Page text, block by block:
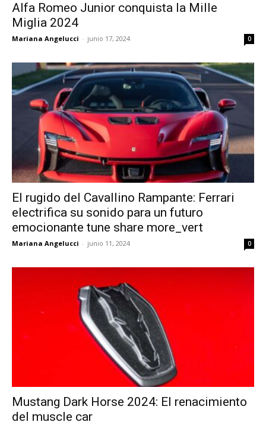
Alfa Romeo Junior conquista la Mille
Miglia 2024
Mariana Angelucci - junio 17, 2024 0
El rugido del Cavallino Rampante: Ferrari
electrifica su sonido para un futuro
emocionante tune share more_vert
Mariana Angelucci - junio 11, 2024 0
Mustang Dark Horse 2024: El renacimiento
del muscle car